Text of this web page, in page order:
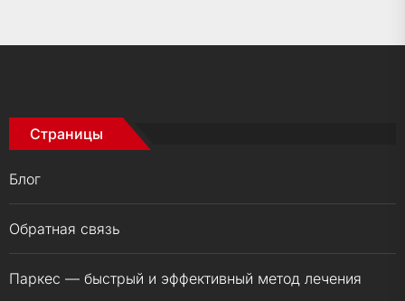
Страницы
Блог
Обратная связь
Паркес — быстрый и эффективный метод лечения